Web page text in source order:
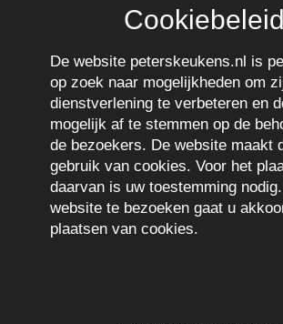
Cookiebeleid
De website peterskeukens.nl is
op zoek naar mogelijkheden om
dienstverlening te verbeteren en
mogelijk af te stemmen op de
de bezoekers. De website maakt
gebruik van cookies. Voor het
daarvan is uw toestemming
website te bezoeken gaat u
plaatsen van cookies.